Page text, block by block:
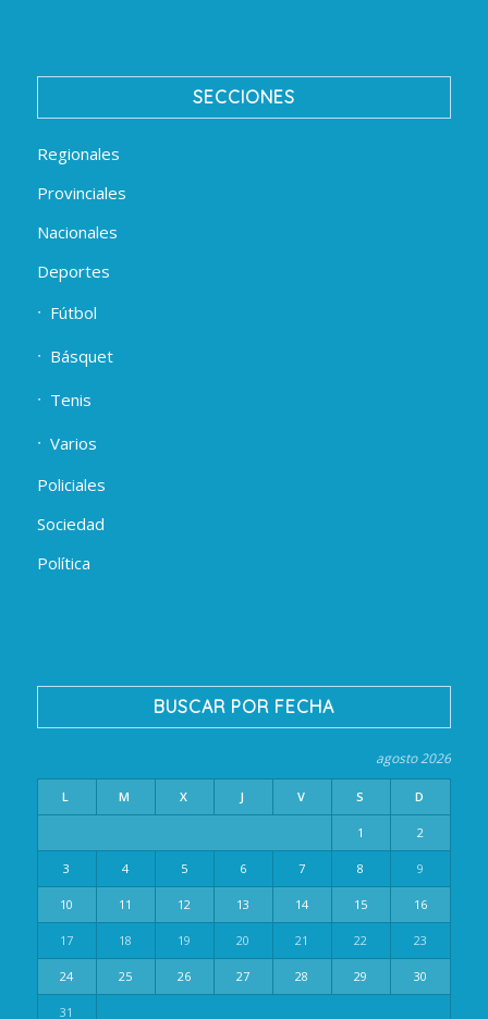
SECCIONES
Regionales
Provinciales
Nacionales
Deportes
Fútbol
Básquet
Tenis
Varios
Policiales
Sociedad
Política
BUSCAR POR FECHA
agosto 2026
L M X J V S D
1 2
3 4 5 6 7 8 9
10 11 12 13 14 15 16
17 18 19 20 21 22 23
24 25 26 27 28 29 30
31